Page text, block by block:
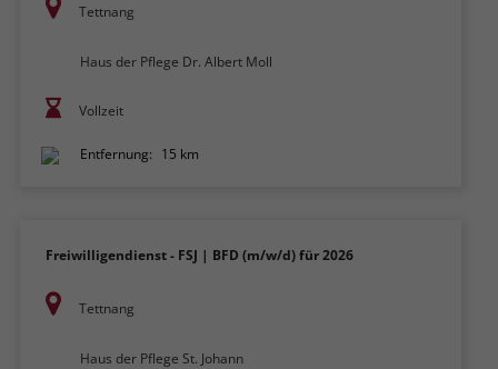
Tettnang
Haus der Pflege Dr. Albert Moll
Vollzeit
Entfernung: 15 km
Freiwilligendienst - FSJ | BFD (m/w/d) für 2026
Tettnang
Haus der Pflege St. Johann